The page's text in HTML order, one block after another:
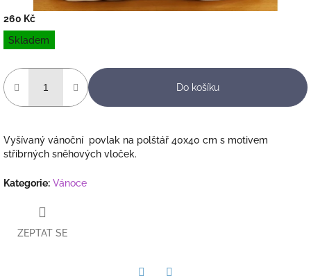
260 Kč
Měrná
cena:
Skladem
Do košíku
Vyšívaný vánoční povlak na polštář 40x40 cm s motivem
stříbrných sněhových vloček.
Kategorie: Vánoce
ZEPTAT SE